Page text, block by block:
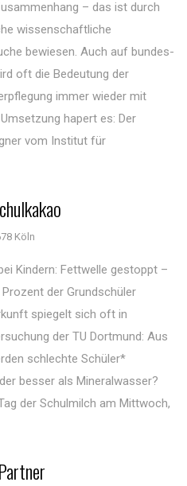
– das ist durch
wissenschaftliche
bewiesen. Auch auf bundes-
oft die Bedeutung der
immer wieder mit
hapert es: Der
vom Institut für
Köln
Kindern: Fettwelle gestoppt –
der Grundschüler
spiegelt sich oft in
der TU Dortmund: Aus
schlechte Schüler*
besser als Mineralwasser?
der Schulmilch am Mittwoch,